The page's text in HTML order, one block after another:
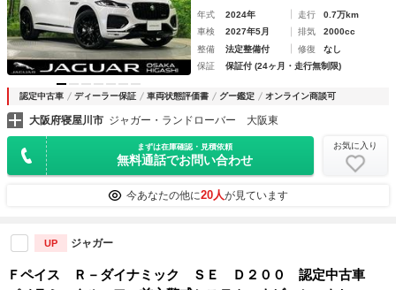
年式 2024年 走行
0.7万km
車検
2027年5月 排気
2000cc
整備
法定整備付 修復
なし
保証
保証付 (24ヶ月・走行無制限)
認定中古車 ディーラー保証 車両状態評価書 グー鑑定 オンライン商談可
大阪府寝屋川市 ジャガー・ランドローバー 大阪東
まずは在庫確認・見積依頼
無料通話でお問い合わせ
お気に入り
今あなたの他に20人が見ています
UP ジャガー
Ｆペイス Ｒ－ダイナミック ＳＥ Ｄ２００ 認定中古車